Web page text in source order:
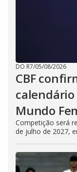
DO R7/05/08/2026
CBF
Mundo
Competição será
de julho de 2027,